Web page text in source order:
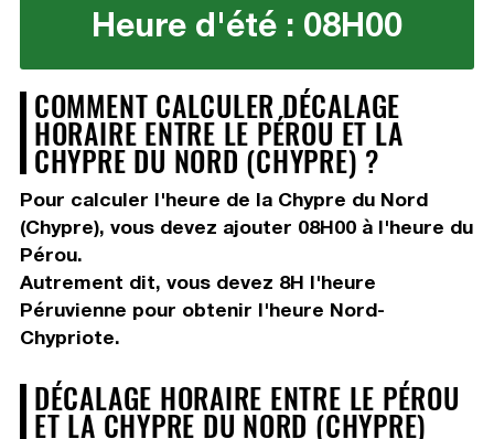
Heure d'été : 08H00
COMMENT CALCULER DÉCALAGE
HORAIRE ENTRE LE PÉROU ET LA
CHYPRE DU NORD (CHYPRE) ?
Pour calculer l'heure de la Chypre du Nord
(Chypre), vous devez ajouter 08H00à l'heure du
Pérou.
Autrement dit, vous devez 8H l'heure
Péruvienne pour obtenir l'heure Nord-
Chypriote.
DÉCALAGE HORAIRE ENTRE LE PÉROU
ET LA CHYPRE DU NORD (CHYPRE)